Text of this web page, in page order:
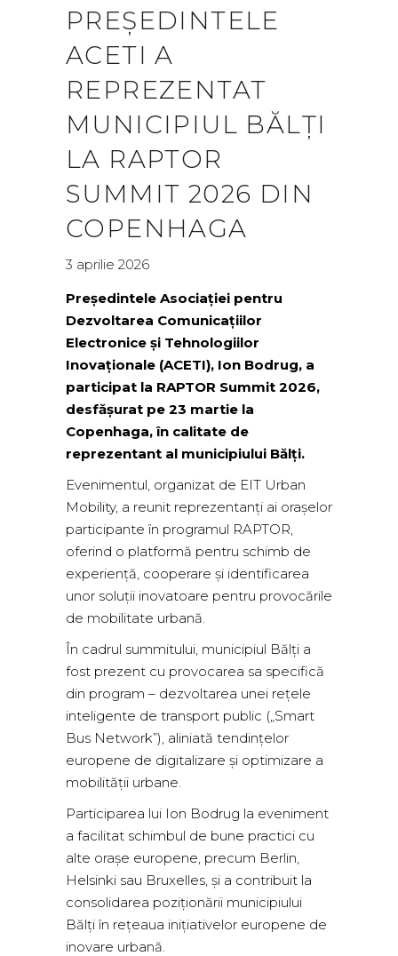
PREȘEDINTELE
ACETI A
REPREZENTAT
MUNICIPIUL BĂLȚI
LA RAPTOR
SUMMIT 2026 DIN
COPENHAGA
3 aprilie 2026
Președintele Asociației pentru
Dezvoltarea Comunicațiilor
Electronice și Tehnologiilor
Inovaționale (ACETI), Ion Bodrug, a
participat la RAPTOR Summit 2026,
desfășurat pe 23 martie la
Copenhaga, în calitate de
reprezentant al municipiului Bălți.
Evenimentul, organizat de EIT Urban
Mobility, a reunit reprezentanți ai orașelor
participante în programul RAPTOR,
oferind o platformă pentru schimb de
experiență, cooperare și identificarea
unor soluții inovatoare pentru provocările
de mobilitate urbană.
În cadrul summitului, municipiul Bălți a
fost prezent cu provocarea sa specifică
din program – dezvoltarea unei rețele
inteligente de transport public („Smart
Bus Network”), aliniată tendințelor
europene de digitalizare și optimizare a
mobilității urbane.
Participarea lui Ion Bodrug la eveniment
a facilitat schimbul de bune practici cu
alte orașe europene, precum Berlin,
Helsinki sau Bruxelles, și a contribuit la
consolidarea poziționării municipiului
Bălți în rețeaua inițiativelor europene de
inovare urbană.